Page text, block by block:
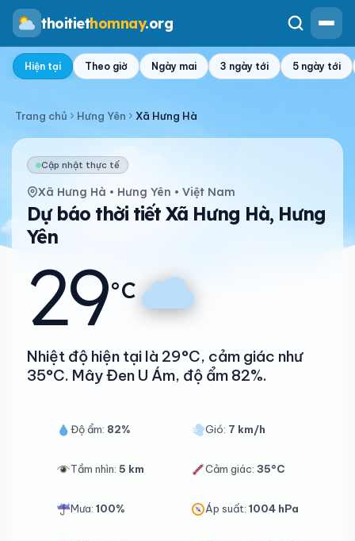
thoitiethomnay.org
Hiện tại Theo giờ Ngày mai 3 ngày tới 5 ngày tới
Trang chủ Hưng Yên Xã Hưng Hà
Cập nhật thực tế
Xã Hưng Hà • Hưng Yên • Việt Nam
Dự báo thời tiết Xã Hưng Hà, Hưng
Yên
29°C
Nhiệt độ hiện tại là 29°C, cảm giác như
35°C. Mây Đen U Ám, độ ẩm 82%.
Độ ẩm: 82% Gió: 7 km/h
Tầm nhìn: 5 km Cảm giác:35°C
Mưa: 100% Áp suất:1004 hPa